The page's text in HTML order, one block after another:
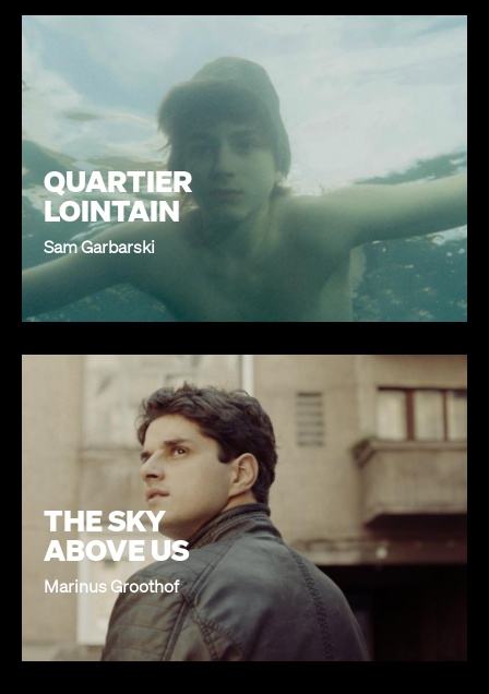
QUARTIER
LOINTAIN
Sam Garbarski
THE SKY
ABOVE US
Marinus Groothof